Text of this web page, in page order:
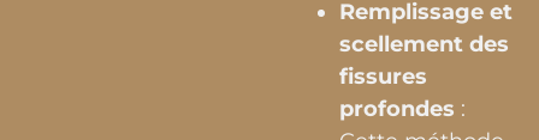
Remplissage et
scellement des
fissures
profondes :